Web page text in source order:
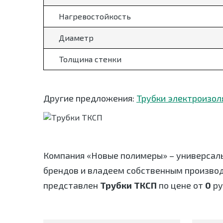
Нагревостойкость
Диаметр
Толщина стенки
Другие предложения: Трубки
Компания «Новые полимеры» –
брендов и владеем собственным
представлен Трубки ТКСП по цене от 0